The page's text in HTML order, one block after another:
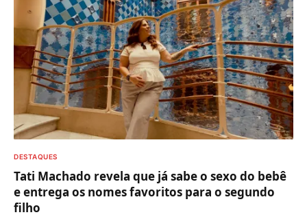
DESTAQUES
Tati Machado revela que já sabe o sexo do bebê
e entrega os nomes favoritos para o segundo
filho